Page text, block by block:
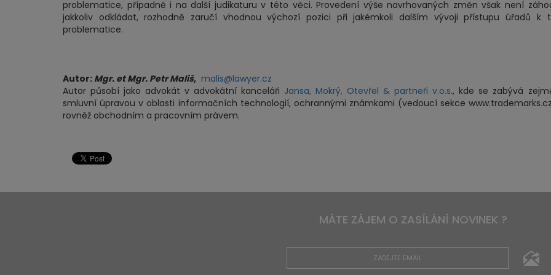
problematice, případně i na další judikaturu v této věci. Provedení výše navrhovaných změn však není
jakkoliv odkládat, rozhodně zaručí vhodnou výchozí pozici při jakémkoli dalším vývoji přístupu úřadů k
problematice.
Autor: Mgr. et Mgr. Petr Mališ, malis@lawyer.cz
Autor působí jako advokát v advokátní kanceláři Jansa, Mokrý, Otevřel & partneři v.o.s., kde se zabývá
smluvní úpravou v oblasti informačních technologií, ochrannými známkami (vedoucí sekce
rovněž obchodním a pracovním právem.
MÁTE ZÁJEM O ZASÍLÁNÍ NOVINEK ?